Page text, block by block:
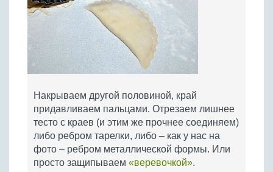
Накрываем другой половиной, край
придавливаем пальцами. Отрезаем лишнее
тесто с краев (и этим же прочнее соединяем)
либо ребром тарелки, либо – как у нас на
фото – ребром металлической формы. Или
просто защипываем «веревочкой».